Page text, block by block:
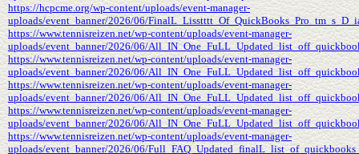
https://hcpcme.org/wp-content/uploads/event-manager-
uploads/event_banner/2026/06/
https://www.tennisreizen.net/wp-content/uploads/event-manager-
uploads/event_banner/2026/06/
https://www.tennisreizen.net/wp-content/uploads/event-manager-
uploads/event_banner/2026/06/
https://www.tennisreizen.net/wp-content/uploads/event-manager-
uploads/event_banner/2026/06/
https://www.tennisreizen.net/wp-content/uploads/event-manager-
uploads/event_banner/2026/06/
https://www.tennisreizen.net/wp-content/uploads/event-manager-
uploads/event_banner/2026/06/